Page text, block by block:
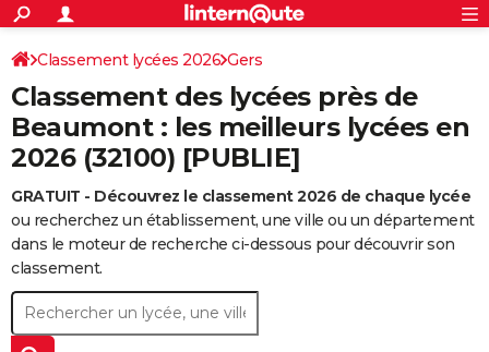
ACTUALITÉS
Politique
Société
Faits Divers
Education
Monde
Villes
+
SPORT
Coupe du monde 2026
Football
Tennis
Cyclisme
Rugby
Forum
Programme TV
TNT
Streaming
Cinéma
Sorties cinéma
Musique
+
FINANCE
Retraite
Impôts
Epargne
Immobilier
Risques naturels par ville
Banque
Assurance
Crédit
AUTO
Essais
Réserver un essai
Citadines
Berlines
SUV
Forum auto
+
HIGH-TECH
BRICOLAGE
Forum
Aménagement intérieur
Extérieur
Cuisine
Salle de bains
Jardinage
Rangement
+WEEK-END
S'inscrire
Connexion
Classement lycées 2026 Gers
Classement des lycées près de
Beaumont : les meilleurs lycées en
2026 (32100) [PUBLIE]
GRATUIT - Découvrez le classement 2026 de chaque lycée
ou recherchez un établissement, une ville ou un département
dans le moteur de recherche ci-dessous pour découvrir son
classement.